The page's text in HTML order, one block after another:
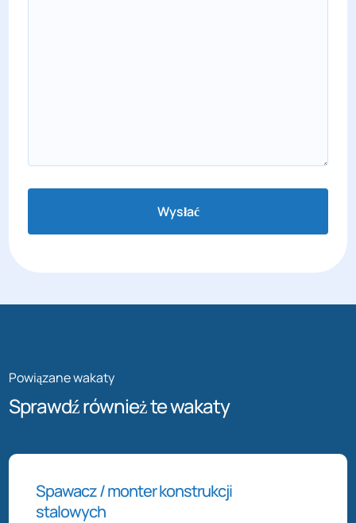
Wysłać
Powiązane wakaty
Sprawdź również te wakaty
Spawacz / monter konstrukcji
stalowych